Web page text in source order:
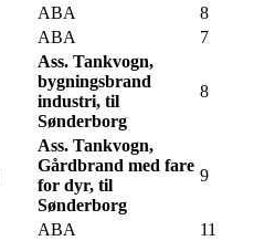
ABA
8
ABA 7
Ass. Tankvogn,
bygningsbrand
industri, til
Sønderborg
8
Ass. Tankvogn,
Gårdbrand med fare
for dyr, til
Sønderborg
9
ABA
11